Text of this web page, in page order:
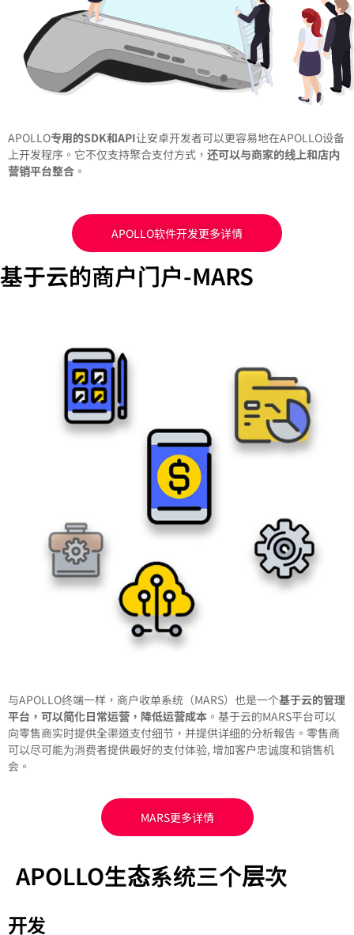
APOLLO专用的SDK和API让安卓开发者可以更容易地在APOLLO设备
上开发程序。它不仅支持聚合支付方式， 还可以与商家的线上和店内
营销平台整合 。
APOLLO软件开发更多详情
基于云的商户门户-MARS
与APOLLO终端一样，商户收单系统（MARS）也是一个基于云的管理
平台，可以简化日常运营，降低运营成本 。基于云的MARS平台可以
向零售商实时提供全渠道支付细节，并提供详细的分析報告。零售商
可以尽可能为消费者提供最好的支付体验, 增加客户忠诚度和销售机
会。
MARS更多详情
APOLLO生态系统三个层次
开发